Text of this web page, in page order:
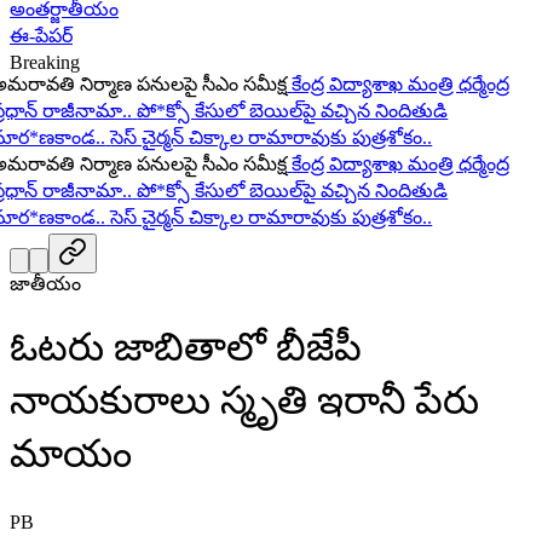
అంతర్జాతీయం
ఈ-పేపర్
Breaking
నిర్మాణ పనులపై సీఎం సమీక్ష కేంద్ర విద్యాశాఖ మంత్రి ధర్మేంద్ర
రాజీనామా.. పో*క్సో కేసులో బెయిల్‌పై వచ్చిన నిందితుడి
సెస్ చైర్మన్ చిక్కాల రామారావుకు పుత్రశోకం..
నిర్మాణ పనులపై సీఎం సమీక్ష కేంద్ర విద్యాశాఖ మంత్రి ధర్మేంద్ర
రాజీనామా.. పో*క్సో కేసులో బెయిల్‌పై వచ్చిన నిందితుడి
సెస్ చైర్మన్ చిక్కాల రామారావుకు పుత్రశోకం..
జాతీయం
ఓటరు జాబితాలో బీజేపీ
నాయకురాలు స్మృతి ఇరానీ పేరు
మాయం
PB